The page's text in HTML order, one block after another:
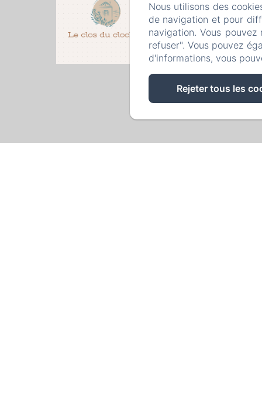
Nous utilisons des
de navigation et pour
navigation. Vous
refuser". Vous pouvez
d'informations, vous
Rejeter tous les